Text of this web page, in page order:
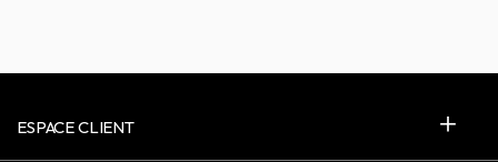
ESPACE CLIENT